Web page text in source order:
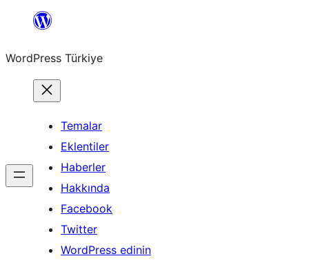
İçeriğe
WordPress Türkiye
Temalar
Eklentiler
Haberler
Hakkında
Facebook
Twitter
WordPress edinin